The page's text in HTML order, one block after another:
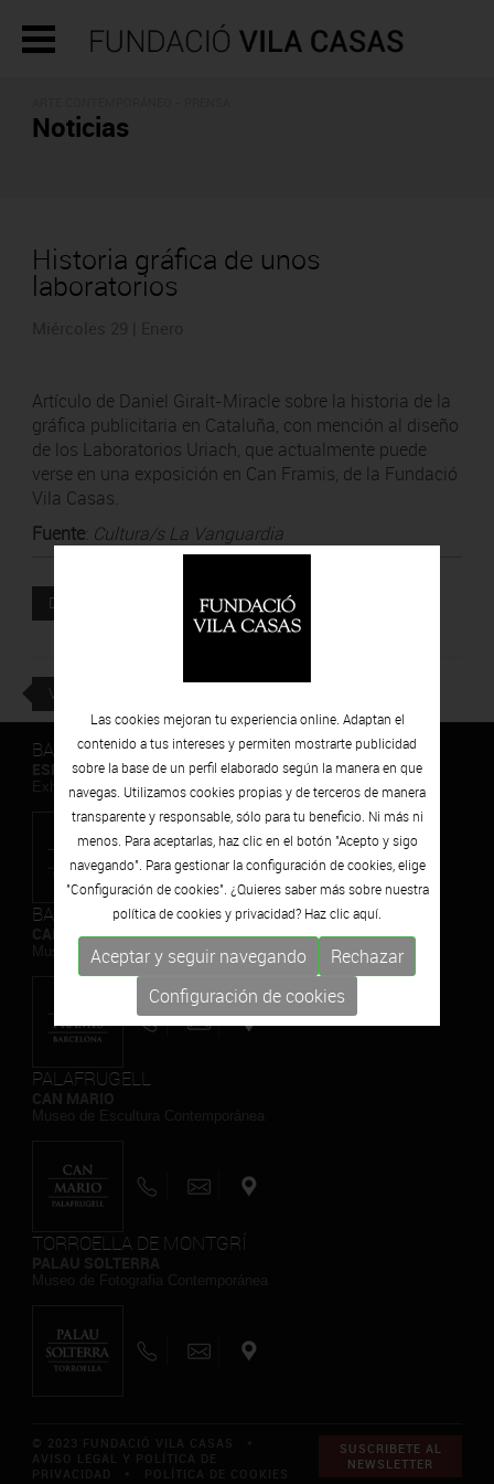
Noticias
Historia gráfica de unos
laboratorios
Artículo de Daniel Giralt-Miracle sobre la historia de la
gráfica publicitaria en Cataluña, con mención al diseño
de los Laboratorios Uriach, que actualmente puede
verse en una exposición en Can Framis, de la Fundació
Vila Casas.
Fuente: Cultura/s La Vanguardia
DESCARGAR Documento adjunto
VOLVER
BARCELONA
ESPAIS VOLART
Exhibiciones temporales Arte Contemporáneo
BARCELONA
CAN FRAMIS
Museo de Pintura Contemporánea
PALAFRUGELL
TORROELLA DE MONTGRÍ
SUSCRIBETE AL
NEWSLETTER
Las cookies mejoran tu experiencia online. Adaptan el
contenido a tus intereses y permiten mostrarte publicidad
sobre la base de un perfil elaborado según la manera en que
navegas. Utilizamos cookies propias y de terceros de manera
transparente y responsable, sólo para tu beneficio. Ni más ni
menos. Para aceptarlas, haz clic en el botón "Acepto y sigo
navegando". Para gestionar la configuración de cookies, elige
"Configuración de cookies". ¿Quieres saber más sobre nuestra
política de cookies y privacidad? Haz clicaquí.
Aceptar y seguir navegando
Rechazar
Configuración de cookies